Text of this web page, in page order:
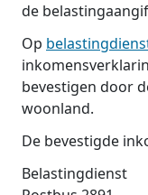
de
Op
bevestigen door
woonland.
De bevestigde
Belastingdienst